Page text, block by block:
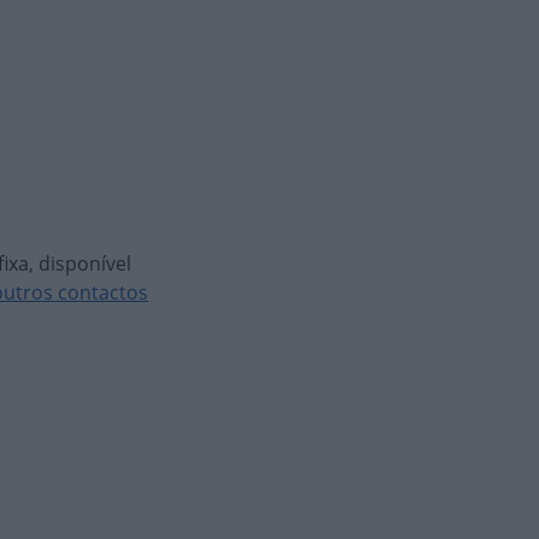
disponível
contactos